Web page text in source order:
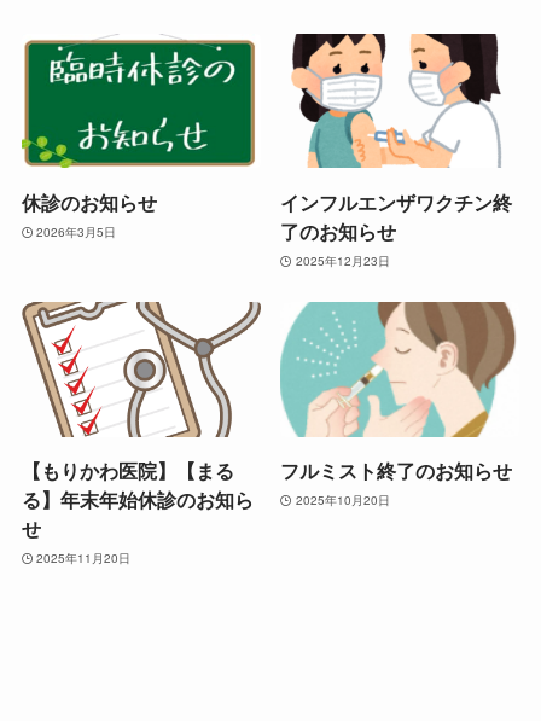
休診のお知らせ
2026年3月5日
インフルエンザワクチン終
了のお知らせ
2025年12月23日
【もりかわ医院】【まる
る】年末年始休診のお知ら
せ
2025年11月20日
フルミスト終了のお知らせ
2025年10月20日